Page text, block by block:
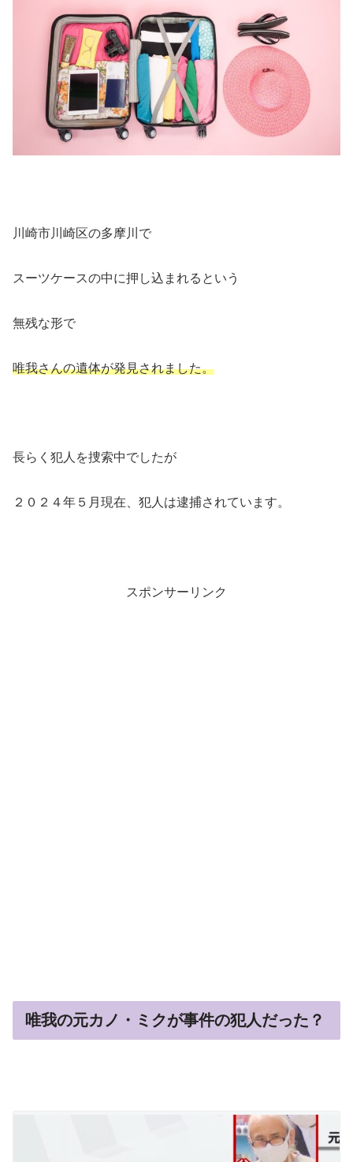
川崎市川崎区の多摩川で
スーツケースの中に押し込まれるという
無残な形で
唯我さんの遺体が発見されました。
長らく犯人を捜索中でしたが
２０２４年５月現在、犯人は逮捕されています。
スポンサーリンク
唯我の元カノ・ミクが事件の犯人だった？